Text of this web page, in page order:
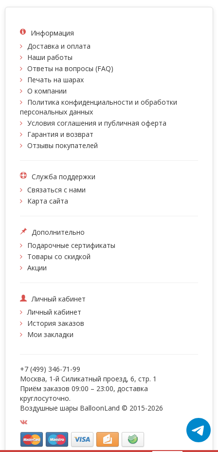
Информация
Доставка и оплата
Наши работы
Ответы на вопросы (FAQ)
Печать на шарах
О компании
Политика конфиденциальности и обработки
персональных данных
Условия соглашения и публичная оферта
Гарантия и возврат
Отзывы покупателей
Служба поддержки
Связаться с нами
Карта сайта
Дополнительно
Подарочные сертификаты
Товары со скидкой
Акции
Личный кабинет
Личный кабинет
История заказов
Мои закладки
+7 (499) 346-71-99
Москва, 1-й Силикатный проезд, 6, стр. 1
Приём заказов 09:00 – 23:00, доставка
круглосуточно.
Воздушные шары BalloonLand © 2015-2026